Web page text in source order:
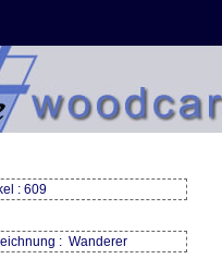
: 609
: Wanderer